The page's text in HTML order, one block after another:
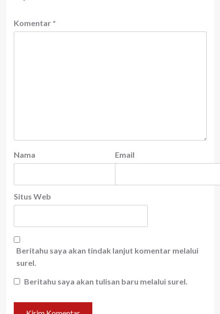
Komentar *
Nama Email
Situs Web
Beritahu saya akan tindak lanjut komentar melalui
surel.
Beritahu saya akan tulisan baru melalui surel.